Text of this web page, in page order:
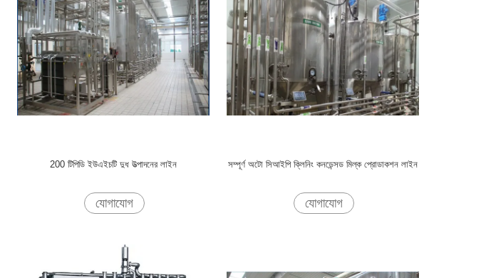
200 টিপিডি ইউএইচটি দুধ উত্পাদনের লাইন
যোগাযোগ
সম্পূর্ণ অটো সিআইপি ক্লিনিং কনডেন্সড মিল্ক প্রোডাকশন লাইন
যোগাযোগ